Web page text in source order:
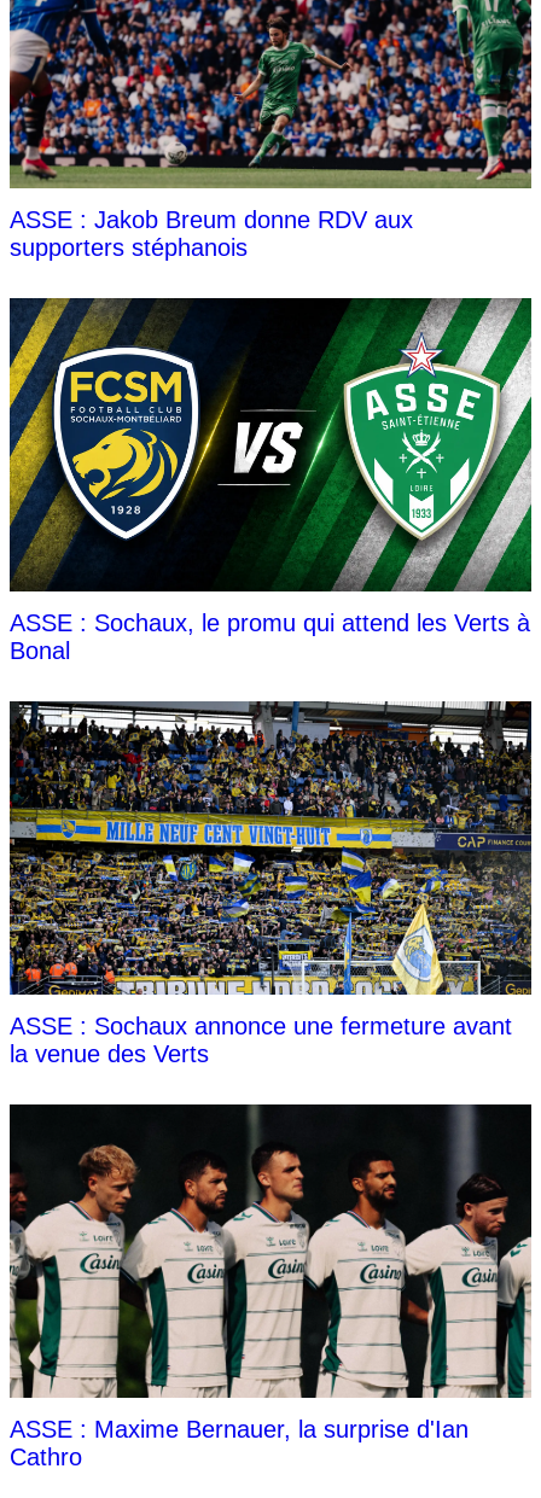
ASSE : Jakob Breum donne RDV aux
supporters stéphanois
ASSE : Sochaux, le promu qui attend les Verts à
Bonal
ASSE : Sochaux annonce une fermeture avant
la venue des Verts
ASSE : Maxime Bernauer, la surprise d'Ian
Cathro